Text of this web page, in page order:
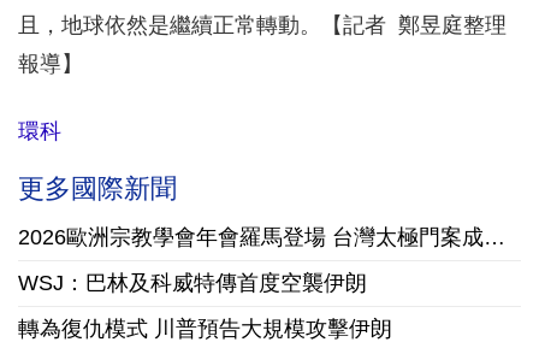
且，地球依然是繼續正常轉動。【記者 鄭昱庭整理
報導】
環科
更多國際新聞
2026歐洲宗教學會年會羅馬登場 台灣太極門案成國際跨學科研究焦點
WSJ：巴林及科威特傳首度空襲伊朗
轉為復仇模式 川普預告大規模攻擊伊朗